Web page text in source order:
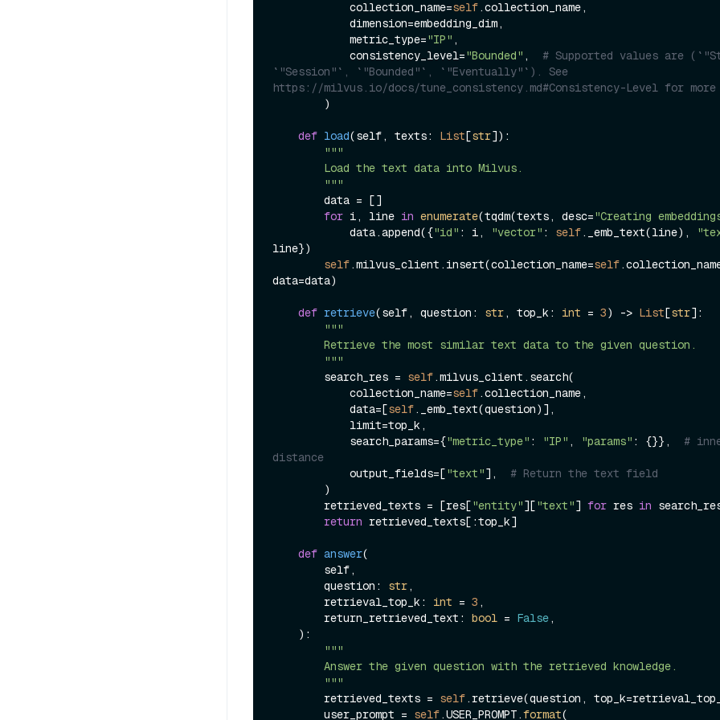
            collection_name=
self.collection_name,
            metric_type=
"IP" ,
            consistency_level=
"Bounded" , # Supported values are
`"Session"`, `"Bounded"`, `"Eventually"`). See
https://milvus.io/docs/tune_consistency.md#Consistency-Level for
def load(self, texts: List[str]):
"""
        """
for i, line in enumerate(tqdm(texts, desc="Creating
            data.append({
"id" : i, "vector" : self._emb_text(line),
line})
self.milvus_client.insert(collection_name=self
data=data)
def retrieve(self, question: str, top_k: int = 3) -> List[str]:
"""
        """
        search_res =
self.milvus_client.search(
            collection_name=
self.collection_name,
            data=[
self._emb_text(question)],
            search_params={
"metric_type" : "IP" , "params" : {}}, #
distance
            output_fields=[
"text"], # Return the text field
        retrieved_texts = [res[
"entity"]["text"] for res in
return retrieved_texts[:top_k]
def answer(
        question:
str,
        retrieval_top_k:
int = 3 ,
        return_retrieved_text:
bool = False,
):
"""
        """
        retrieved_texts =
self.retrieve(question,
        user_prompt =
self.USER_PROMPT.format(